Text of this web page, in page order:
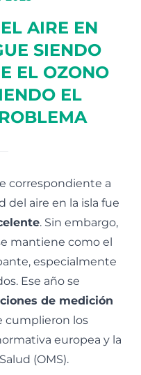
AIRE EN
SIENDO
EL OZONO
EL
correspondiente a
del aire en la isla fue
. Sin embargo,
mantiene como el
especialmente
Ese año se
de medición
cumplieron los
europea y la
(OMS).